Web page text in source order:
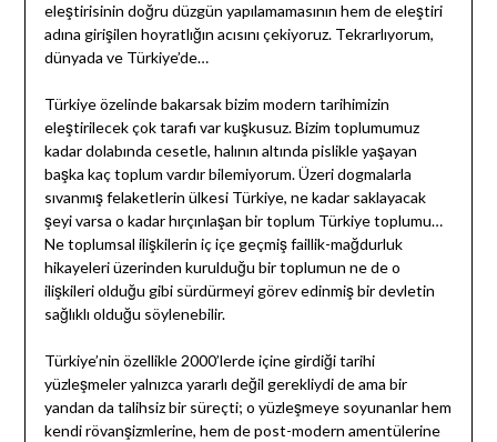
eleştirisinin doğru düzgün yapılamamasının hem de eleştiri
adına girişilen hoyratlığın acısını çekiyoruz. Tekrarlıyorum,
dünyada ve Türkiye’de…
Türkiye özelinde bakarsak bizim modern tarihimizin
eleştirilecek çok tarafı var kuşkusuz. Bizim toplumumuz
kadar dolabında cesetle, halının altında pislikle yaşayan
başka kaç toplum vardır bilemiyorum. Üzeri dogmalarla
sıvanmış felaketlerin ülkesi Türkiye, ne kadar saklayacak
şeyi varsa o kadar hırçınlaşan bir toplum Türkiye toplumu…
Ne toplumsal ilişkilerin iç içe geçmiş faillik-mağdurluk
hikayeleri üzerinden kurulduğu bir toplumun ne de o
ilişkileri olduğu gibi sürdürmeyi görev edinmiş bir devletin
sağlıklı olduğu söylenebilir.
Türkiye’nin özellikle 2000’lerde içine girdiği tarihi
yüzleşmeler yalnızca yararlı değil gerekliydi de ama bir
yandan da talihsiz bir süreçti; o yüzleşmeye soyunanlar hem
kendi rövanşizmlerine, hem de post-modern amentülerine